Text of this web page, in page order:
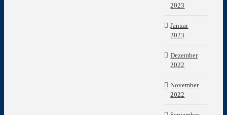
2023
Januar
2023
Dezember
2022
November
2022